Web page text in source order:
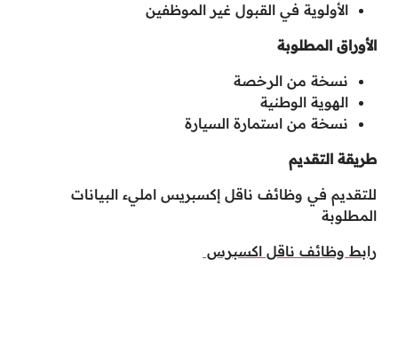
الأولوية في القبول غير الموظفين
الأوراق المطلوبة
نسخة من الرخصة
الهوية الوطنية
نسخة من استمارة السيارة
طريقة التقديم
للتقديم في وظائف ناقل إكسبريس امليء البيانات
المطلوبة
رابط وظائف ناقل اكسبرس